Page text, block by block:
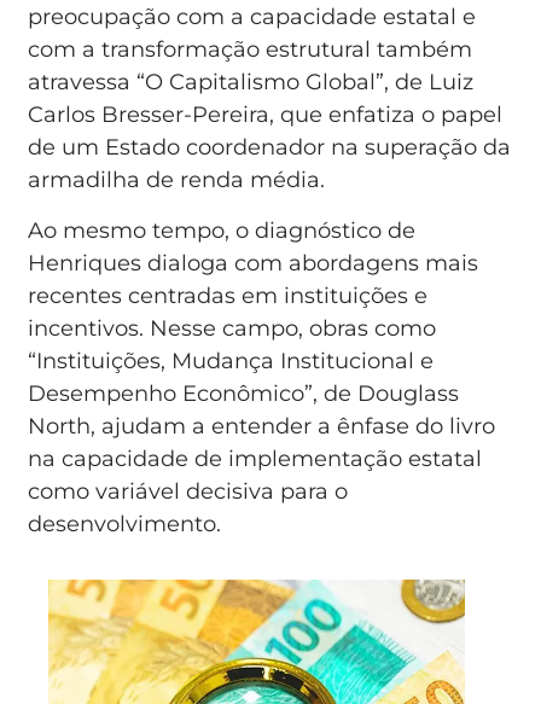
preocupação com a capacidade estatal e
com a transformação estrutural também
atravessa “O Capitalismo Global”, de Luiz
Carlos Bresser-Pereira, que enfatiza o papel
de um Estado coordenador na superação da
armadilha de renda média.
Ao mesmo tempo, o diagnóstico de
Henriques dialoga com abordagens mais
recentes centradas em instituições e
incentivos. Nesse campo, obras como
“Instituições, Mudança Institucional e
Desempenho Econômico”, de Douglass
North, ajudam a entender a ênfase do livro
na capacidade de implementação estatal
como variável decisiva para o
desenvolvimento.